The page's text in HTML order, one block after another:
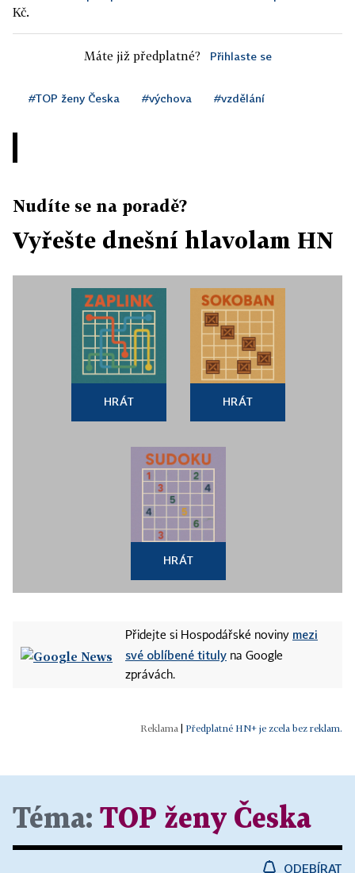
Kč.
Máte již předplatné? Přihlaste se
#TOP ženy Česka #výchova #vzdělání
Nudíte se na poradě?
Vyřešte dnešní hlavolam HN
HRÁT HRÁT
HRÁT
Přidejte si Hospodářské noviny mezi
své oblíbené tituly na Google
zprávách.
Předplatné HN+ je zcela bez reklam.
Téma: TOP ženy Česka
ODEBÍRAT